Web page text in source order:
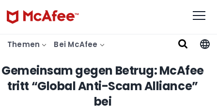
Themen Bei McAfee
Gemeinsam gegen Betrug: McAfee
tritt “Global Anti-Scam Alliance”
bei